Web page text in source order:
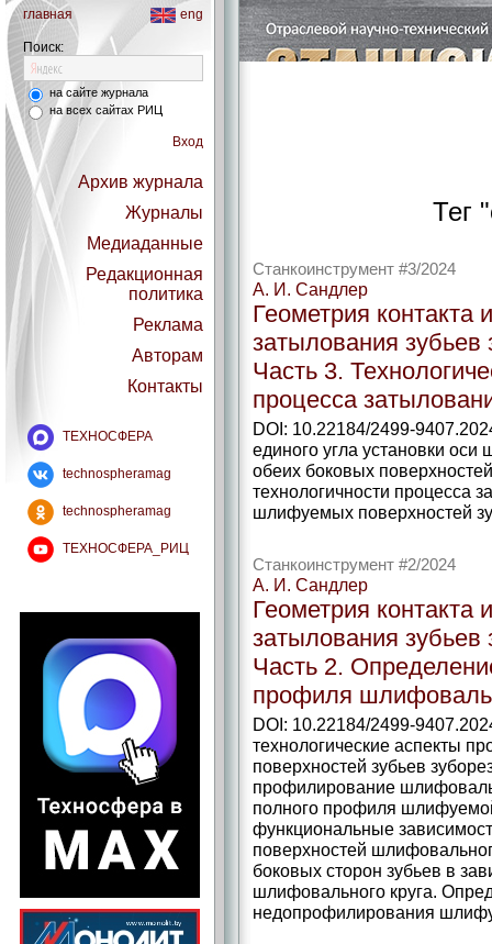
главная eng
Поиск:
на сайте журнала
на всех сайтах РИЦ
Вход
Архив журнала
Журналы
Медиаданные
Редакционная
политика
Реклама
Авторам
Контакты
ТЕХНОСФЕРА
technospheramag
technospheramag
ТЕХНОСФЕРА_РИЦ
Тег
Станкоинструмент #3/2024
А. И. Сандлер
Геометрия контакта
затылования
Часть 3.
процесса
DOI: 10.22184/2499-
единого угла установки
обеих боковых
технологичности процесса
шлифуемых поверхностей
Станкоинструмент #2/2024
А. И. Сандлер
Геометрия контакта
затылования
Часть 2.
профиля
DOI: 10.22184/2499-
технологические аспекты
поверхностей зубьев
профилирование
полного профиля
функциональные
поверхностей
боковых сторон зубьев в
шлифовального круга.
недопрофилирования